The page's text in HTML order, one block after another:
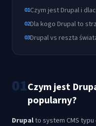
01Czym jest Drupal i
02Dla kogo Drupal to
03Drupal vs reszta
01Czym jest
popularny?
Drupalto system CMS